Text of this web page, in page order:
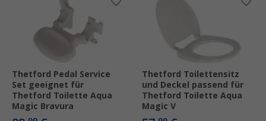
Thetford Pedal Service
Set geeignet für
Thetford Toilette Aqua
Magic Bravura
Thetford Toilettensitz
und Deckel passend für
Thetford Toilette Aqua
Magic V